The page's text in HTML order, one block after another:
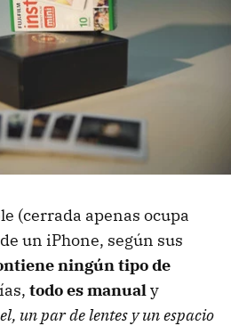
(cerrada apenas ocupa
un iPhone, según sus
ningún tipo de
todo es manualy
un par de lentes y un espacio